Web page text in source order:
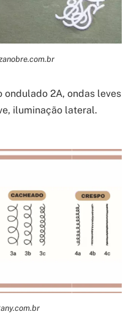
2A, ondas leves
iluminação lateral.